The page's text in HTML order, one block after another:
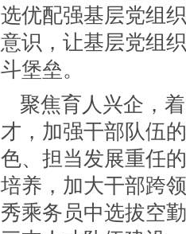
选优配强基层党组
意识，让基层党组
斗堡垒。
聚焦育人兴企，
才，加强干部队伍
色、担当发展重任
培养，加大干部跨
秀乘务员中选拔空